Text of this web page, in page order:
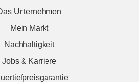
Unternehmen
Mein Markt
Nachhaltigkeit
Jobs & Karriere